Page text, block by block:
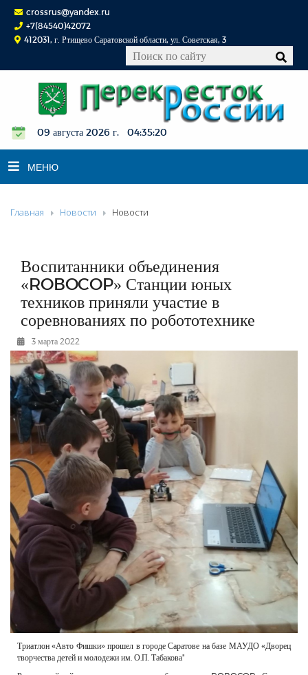
crossrus@yandex.ru
+7(84540)42072
412031, г. Ртищево Саратовской области, ул. Советская, 3
09 августа 2026 г. 04:35:21
МЕНЮ
НОВОСТИ
К СВЕДЕНИЮ
КОНКУРСЫ
ФОТОРЕПОРТАЖИ
РЕКЛАМОДАТЕЛЯМ
ОБЪЯВЛЕНИЯ
КОНТАКТЫ
Главная Новости Новости
Воспитанники объединения
«ROBOCOP» Станции юных
техников приняли участие в
соревнованиях по робототехнике
3 марта 2022
Триатлон «Авто Фишки» прошел в городе Саратове на базе МАУДО «Дворец
творчества детей и молодежи им. О.П. Табакова"